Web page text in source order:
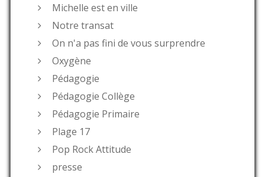
Michelle est en ville
Notre transat
On n'a pas fini de vous surprendre
Oxygène
Pédagogie
Pédagogie Collège
Pédagogie Primaire
Plage 17
Pop Rock Attitude
presse